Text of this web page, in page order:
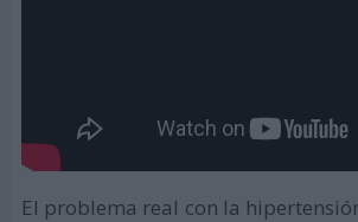
El problema real con la